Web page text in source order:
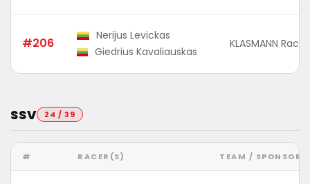
#206
Nerijus Levickas
Giedrius Kavaliauskas
KLASMANN
SSV 24 / 39
# RACER(S) TEAM / SPONSOR